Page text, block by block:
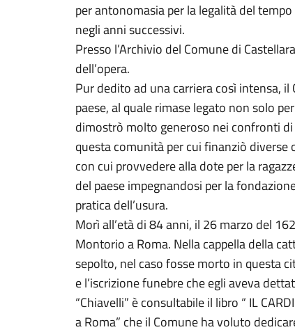
per antonomasia per la legalità del
negli anni successivi.
Presso l’Archivio del Comune di
dell’opera.
Pur dedito ad una carriera così intensa,
paese, al quale rimase legato non solo
dimostrò molto generoso nei confronti
questa comunità per cui finanziò
con cui provvedere alla dote per la
del paese impegnandosi per la
pratica dell’usura.
Morì all’età di 84 anni, il 26 marzo del
Montorio a Roma. Nella cappella della
sepolto, nel caso fosse morto in questa
e l’iscrizione funebre che egli aveva
“Chiavelli” è consultabile il libro “ IL
a Roma” che il Comune ha voluto